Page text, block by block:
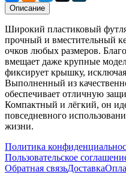
Описание
Широкий пластиковый
прочный и вместительный
очков любых размеров.
вмещает даже крупные
фиксирует крышку,
Выполненный из
обеспечивает отличную
Компактный и лёгкий, он
повседневного
жизни.
Политика
Пользовательское
Обратная связьДоставка